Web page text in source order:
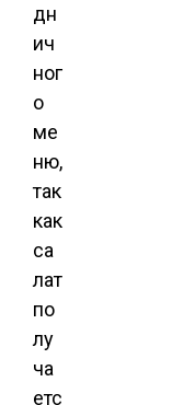
дн
ич
ног
о
ме
ню,
так
как
са
лат
по
лу
ча
етс